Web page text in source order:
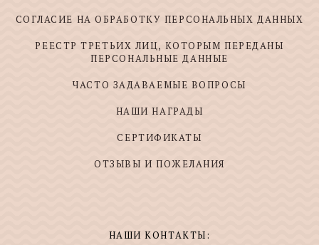
СОГЛАСИЕ НА ОБРАБОТКУ ПЕРСОНАЛЬНЫХ ДАННЫХ
РЕЕСТР ТРЕТЬИХ ЛИЦ, КОТОРЫМ ПЕРЕДАНЫ
ПЕРСОНАЛЬНЫЕ ДАННЫЕ
ЧАСТО ЗАДАВАЕМЫЕ ВОПРОСЫ
НАШИ НАГРАДЫ
СЕРТИФИКАТЫ
ОТЗЫВЫ И ПОЖЕЛАНИЯ
НАШИ КОНТАКТЫ: